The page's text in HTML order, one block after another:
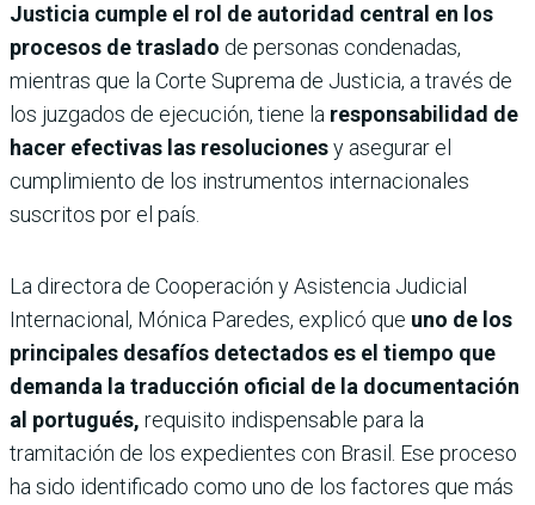
Justicia cumple el rol de autoridad central en los
procesos de traslado de personas condenadas,
mientras que la Corte Suprema de Justicia, a través de
los juzgados de ejecución, tiene la responsabilidad de
hacer efectivas las resolucionesy asegurar el
cumplimiento de los instrumentos internacionales
suscritos por el país.
La directora de Cooperación y Asistencia Judicial
Internacional, Mónica Paredes, explicó que uno de los
principales desafíos detectados es el tiempo que
demanda la traducción oficial de la documentación
al portugués, requisito indispensable para la
tramitación de los expedientes con Brasil. Ese proceso
ha sido identificado como uno de los factores que más